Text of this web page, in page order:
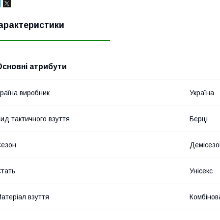
атрибути
виробник Україна
тактичного взуття Берці
Унісекс
взуття